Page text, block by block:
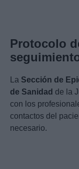
Protocolo
La Sección de
de Sanidad de la
con los
contactos del
necesario.